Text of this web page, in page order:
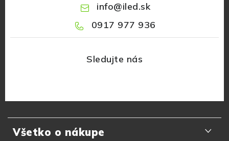
info@iled.sk
0917 977 936
Všetko o nákupe